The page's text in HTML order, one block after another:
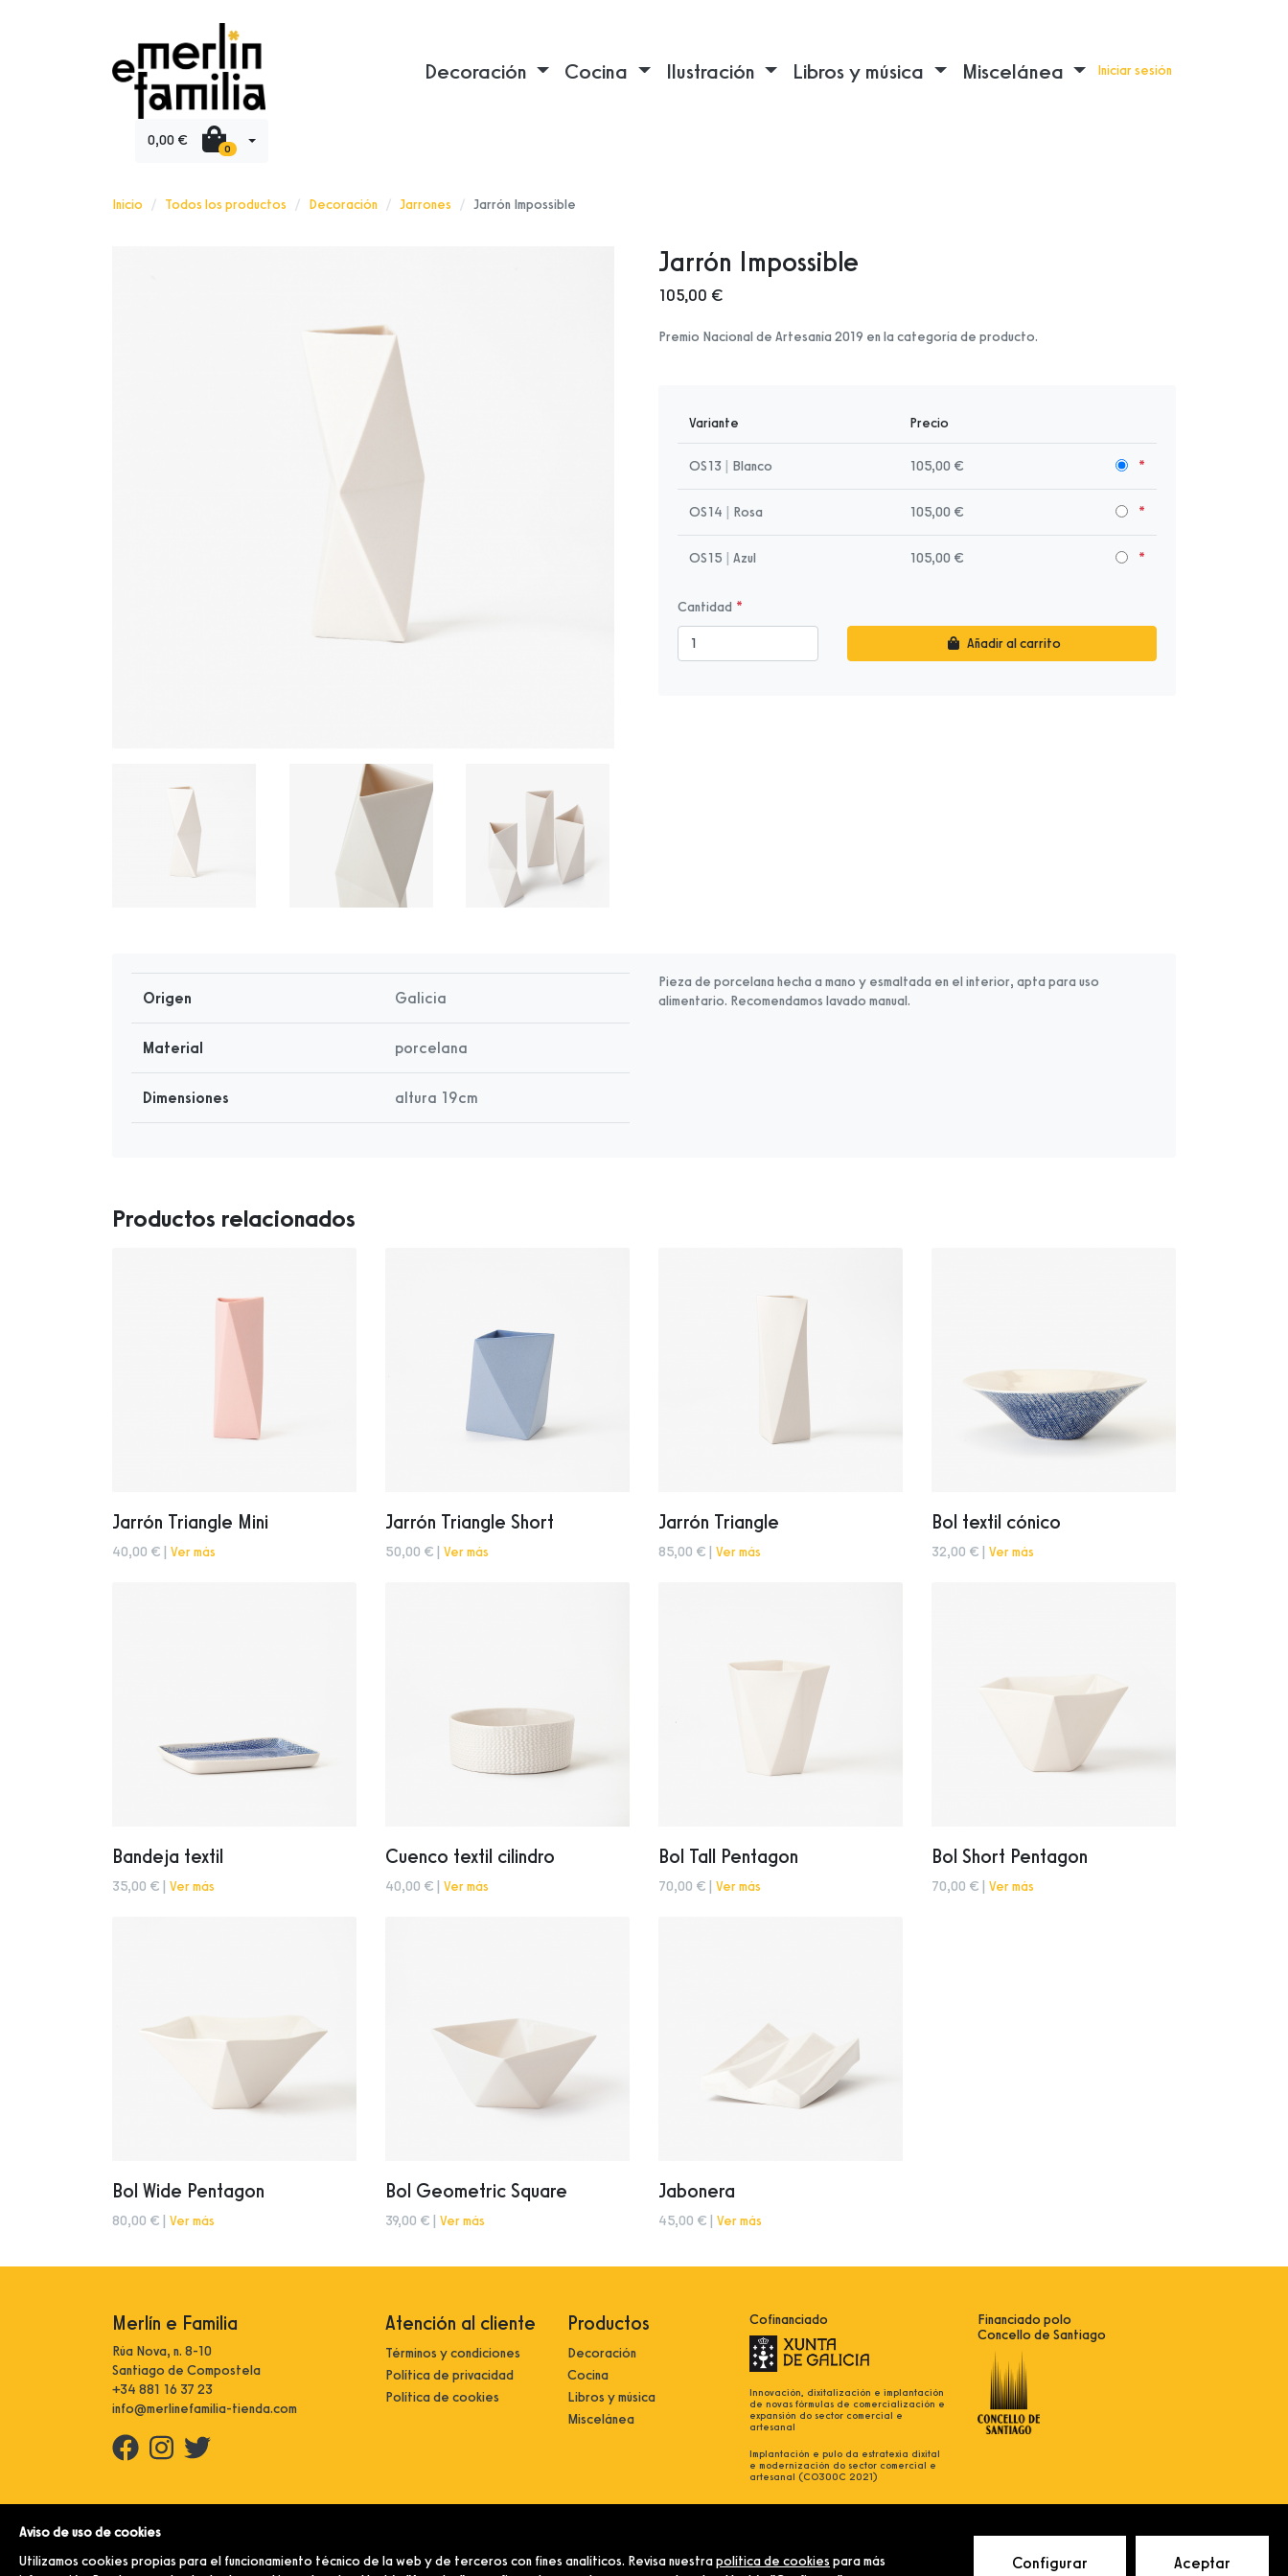
Decoración Cocina Ilustración Libros y música Miscelánea Iniciar sesión
0,00 € 0
Inicio Todos los productos Decoración Jarrones Jarrón Impossible
Jarrón Impossible
105,00 €
Premio Nacional de Artesanía 2019 en la categoría de producto.
Variante Precio
OS13 Blanco 105,00 €
OS14 Rosa 105,00 €
OS15 Azul 105,00 €
Cantidad
Añadir al carrito
Origen Galicia
Material porcelana
Dimensiones altura 19cm
Pieza de porcelana hecha a mano y esmaltada en el interior, apta para uso
alimentario. Recomendamos lavado manual.
Productos relacionados
Jarrón Triangle Mini
40,00 € | Ver más
Jarrón Triangle Short
50,00 € | Ver más
Jarrón Triangle
85,00 € | Ver más
Bol textil cónico
32,00 € | Ver más
Bandeja textil
35,00 € | Ver más
Cuenco textil cilindro
40,00 € | Ver más
Bol Tall Pentagon
70,00 € | Ver más
Bol Short Pentagon
70,00 € | Ver más
Bol Wide Pentagon
80,00 € | Ver más
Bol Geometric Square
39,00 € | Ver más
Jabonera
45,00 € | Ver más
Merlín e Familia
Rúa Nova, n. 8-10
Santiago de Compostela
+34 881 16 37 23
info@merlinefamilia-tienda.com
Atención al cliente
Términos y condiciones
Política de privacidad
Política de cookies
Productos
Decoración
Cocina
Libros y música
Miscelánea
Cofinanciado
Innovación, dixitalización e implantación
de novas fórmulas de comercialización e
expansión do sector comercial e
artesanal
Implantación e pulo da estratexia dixital
e modernización do sector comercial e
artesanal (CO300C 2021)
Financiado polo
Concello de Santiago
© Merlín e Familia.
Aviso de uso de cookies
Utilizamos cookies propias para el funcionamiento técnico de la web y de terceros con fines analíticos. Revisa nuestrapolítica de cookies para más
Configurar Aceptar